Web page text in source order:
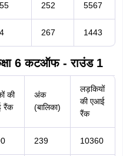
252 5567
267 1443
6 कटऑफ - राउंड 1
की
रैंक
अंक
(बालिका)
लड़कियों
की एआई
रैंक
239 10360